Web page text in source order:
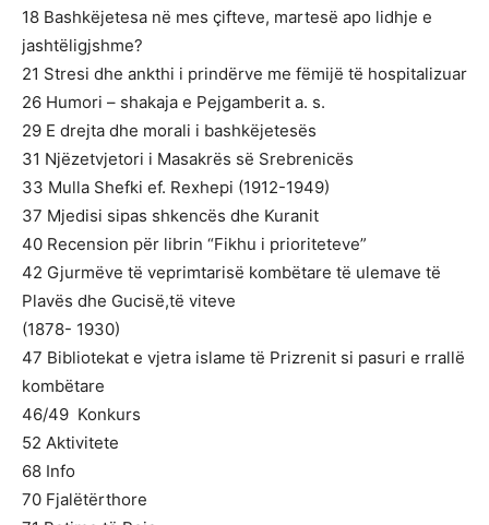
18 Bashkëjetesa në mes çifteve, martesë apo lidhje e
jashtëligjshme?
21 Stresi dhe ankthi i prindërve me fëmijë të hospitalizuar
26 Humori – shakaja e Pejgamberit a. s.
29 E drejta dhe morali i bashkëjetesës
31 Njëzetvjetori i Masakrës së Srebrenicës
33 Mulla Shefki ef. Rexhepi (1912-1949)
37 Mjedisi sipas shkencës dhe Kuranit
40 Recension për librin “Fikhu i prioriteteve”
42 Gjurmëve të veprimtarisë kombëtare të ulemave të
Plavës dhe Gucisë,të viteve
(1878- 1930)
47 Bibliotekat e vjetra islame të Prizrenit si pasuri e rrallë
kombëtare
46/49 Konkurs
52 Aktivitete
68 Info
70 Fjalëtërthore